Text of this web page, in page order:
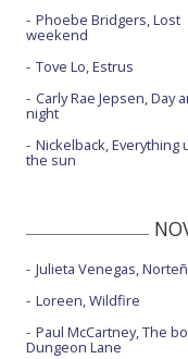
Phoebe Bridgers, Lost
weekend
Tove Lo, Estrus
Carly Rae Jepsen, Day
night
Nickelback, Everything
the sun
Julieta Venegas,
Loreen, Wildfire
Paul McCartney, The
Dungeon Lane